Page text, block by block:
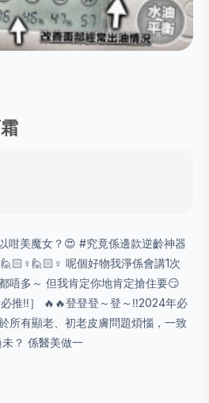
咁美魔女？😍 #究竟係邊款逆齡神器
呢個好物我淨係會講1次
唔多～ 但我肯定你地肯定搶住要😏
推‼️］ 🔥🔥登登登～登～‼️2024年必
所有顯老、初老皮膚問題煩惱，一致
？ 係醫美做一